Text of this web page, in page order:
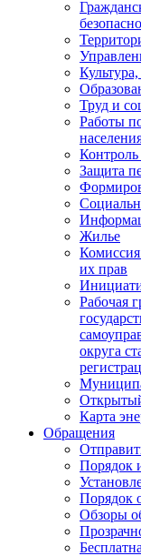
Труд и
Работы
Контроль
Защита
Жилье
их прав
Рабочая
округа
Карта
Обращения
Порядок
Порядок
Обзоры